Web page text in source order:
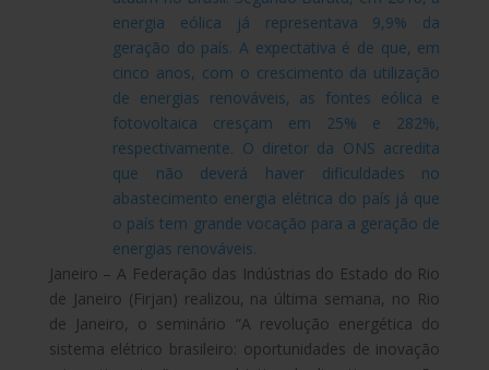
Janeiro – A Federação das Indústrias do Estado do Rio
de Janeiro (Firjan) realizou, na última semana, no Rio
de Janeiro, o seminário “A revolução energética do
sistema elétrico brasileiro: oportunidades de inovação